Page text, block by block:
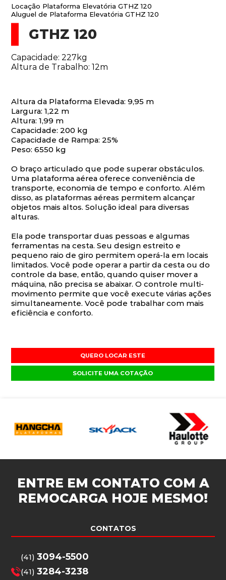
Locação Plataforma Elevatória GTHZ 120
Aluguel de Plataforma Elevatória GTHZ 120
GTHZ 120
Capacidade: 227kg
Altura de Trabalho: 12m
Altura da Plataforma Elevada: 9,95 m
Largura: 1,22 m
Altura: 1,99 m
Capacidade: 200 kg
Capacidade de Rampa: 25%
Peso: 6550 kg
O braço articulado que pode superar obstáculos.
Uma plataforma aérea oferece conveniência de
transporte, economia de tempo e conforto. Além
disso, as plataformas aéreas permitem alcançar
objetos mais altos. Solução ideal para diversas
alturas.
Ela pode transportar duas pessoas e algumas
ferramentas na cesta. Seu design estreito e
pequeno raio de giro permitem operá-la em locais
limitados. Você pode operar a partir da cesta ou do
controle da base, então, quando quiser mover a
máquina, não precisa se abaixar. O controle multi-
movimento permite que você execute várias ações
simultaneamente. Você pode trabalhar com mais
eficiência e conforto.
QUERO LOCAR ESTE
SOLICITE UMA COTAÇÃO
ENTRE EM CONTATO COM A
REMOCARGA HOJE MESMO!
CONTATOS
(41)3094-5500
(41)3284-3238